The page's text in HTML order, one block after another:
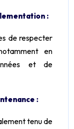
:
de respecter
en
et de
:
tenu de